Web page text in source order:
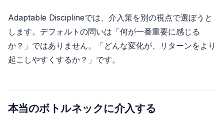
Adaptable Disciplineでは、介入策を別の視点で選ぼうと
します。デフォルトの問いは「何が一番重要に感じる
か？」ではありません。「どんな変化が、リターンをより
起こしやすくするか？」です。
本当のボトルネックに介入する